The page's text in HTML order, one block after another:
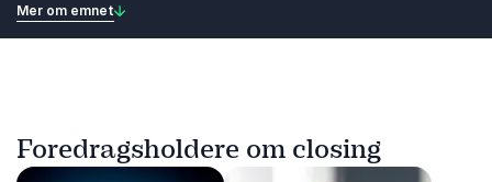
Mer om emnet
Foredragsholdere om closing